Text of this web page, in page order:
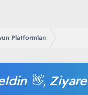
Platformları
👋,